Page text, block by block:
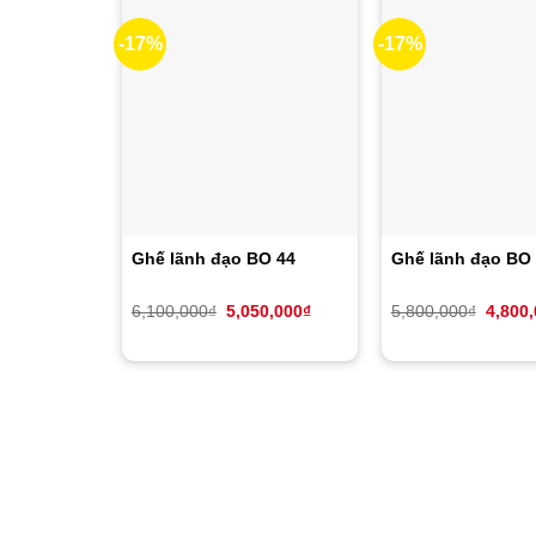
-17%
Ghế lãnh đạo BO 44
6,100,000₫ Giá
6,100,000₫.
5,050,000₫Giá
là:
-17%
Ghế lãnh đạo BO
5,800,000₫ Giá